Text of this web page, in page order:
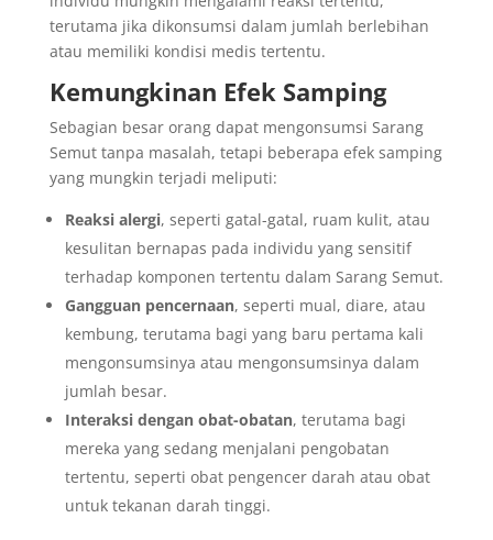
terutama jika dikonsumsi dalam jumlah berlebihan
atau memiliki kondisi medis tertentu.
Kemungkinan Efek Samping
Sebagian besar orang dapat mengonsumsi Sarang
Semut tanpa masalah, tetapi beberapa efek samping
yang mungkin terjadi meliputi:
Reaksi alergi, seperti gatal-gatal, ruam kulit, atau
kesulitan bernapas pada individu yang sensitif
terhadap komponen tertentu dalam Sarang Semut.
Gangguan pencernaan, seperti mual, diare, atau
kembung, terutama bagi yang baru pertama kali
mengonsumsinya atau mengonsumsinya dalam
jumlah besar.
Interaksi dengan obat-obatan, terutama bagi
mereka yang sedang menjalani pengobatan
tertentu, seperti obat pengencer darah atau obat
untuk tekanan darah tinggi.